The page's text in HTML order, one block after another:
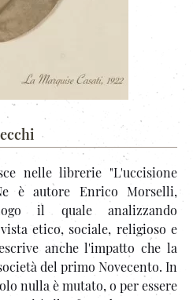
nelle librerie "L'uccisione
è autore Enrico Morselli,
il quale analizzando
etico, sociale, religioso e
anche l'impatto che la
del primo Novecento. In
nulla è mutato, o per essere